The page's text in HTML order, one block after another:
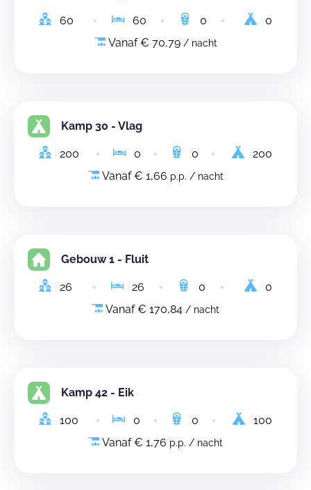
60 60 0
0
Vanaf € 70,79 / nacht
Kamp 30 - Vlag
200 0 0
200
Vanaf € 1,66 p.p. / nacht
Gebouw 1 - Fluit
26 26 0
0
Vanaf € 170,84 / nacht
Kamp 42 - Eik
100 0 0
100
Vanaf € 1,76 p.p. / nacht